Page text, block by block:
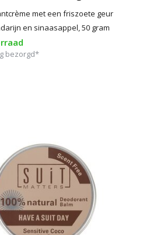
met een friszoete geur
en sinaasappel, 50 gram
bezorgd*